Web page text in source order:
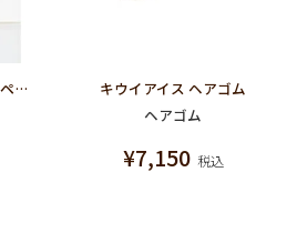
フレッシュオレンジ ピアス（ペア）
キウイアイス ヘアゴム
ヘアゴム
¥7,150 税込